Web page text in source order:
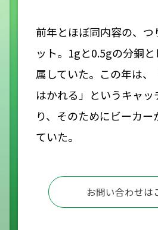
前年とほぼ同内容の、つ
ット。1gと0.5gの分銅
属していた。この年は、
はかれる」というキャッ
り、そのためにビーカー
ていた。
お問い合わせは